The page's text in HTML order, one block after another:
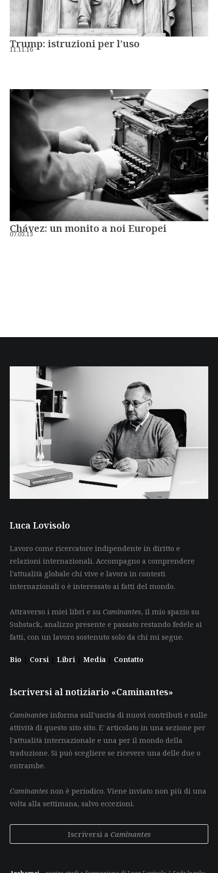
Trump: istruzioni per l’uso
11.11.16
Chávez: un monito a noi Europei
07.03.13
Luca Lovisolo
Lavoro come ricercatore indipendente in diritto e
relazioni internazionali. Accompagno a comprendere
l'attualità globale chi vive e lavora in contesti
internazionali o è interessato ai fatti del mondo.
Attraverso i miei libri e su Caminantes, il mio spazio su
Substack, analizzo presente e passato restando fedele ai
fatti, con un lavoro sostenuto solo da chi mi segue.
Bio | Corsi | Libri | Media | Contatto
Iscriversi al notiziario «Caminantes»
Caminantes informa sull'uscita di nuovi contributi e sulle
attività di questo sito sito. E' articolato in una sezione per
l'attualità internazionale e una per il mondo della
traduzione. Si può scegliere se ricevere una delle due o
entrambe.
Caminantes non è periodico. Viene inviato non più di una
volta alla settimana, salvo eccezioni.
Iscriversi a Caminantes